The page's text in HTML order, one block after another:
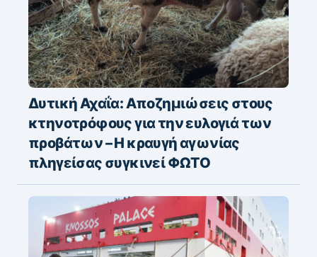
Δυτική Αχαΐα: Αποζημιώσεις στους
κτηνοτρόφους για την ευλογιά των
προβάτων – Η κραυγή αγωνίας
πληγείσας συγκινεί ΦΩΤΟ